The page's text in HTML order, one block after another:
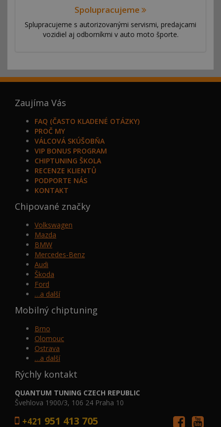
Spolupracujeme
Splupracujeme s autorizovanými servismi, predajcami
vozidiel aj odborníkmi v auto moto športe.
Zaujíma Vás
FAQ (ČASTO KLADENÉ OTÁZKY)
PROČ MY
VÁLCOVÁ SKÚŠOBŇA
VIP BONUS PROGRAM
CHIPTUNING ŠKOLA
RECENZE KLIENTŮ
PODPORTE NÁS
KONTAKT
Chipované značky
Volkswagen
Mazda
BMW
Mercedes-Benz
Audi
Škoda
Ford
…a další
Mobilný chiptuning
Brno
Olomouc
Ostrava
…a další
Rýchly kontakt
QUANTUM TUNING CZECH REPUBLIC
Švehlova 1900/3, 106 24 Praha 10
+421 951 413 705